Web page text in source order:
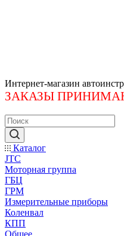
Интернет-магазин
ЗАКАЗЫ
Каталог
JTC
Моторная группа
ГБЦ
ГРМ
Измерительные приборы
Коленвал
КПП
Общее